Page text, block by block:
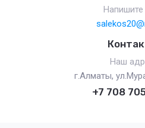
Напишите
Наш
г.Алматы,
+7 708